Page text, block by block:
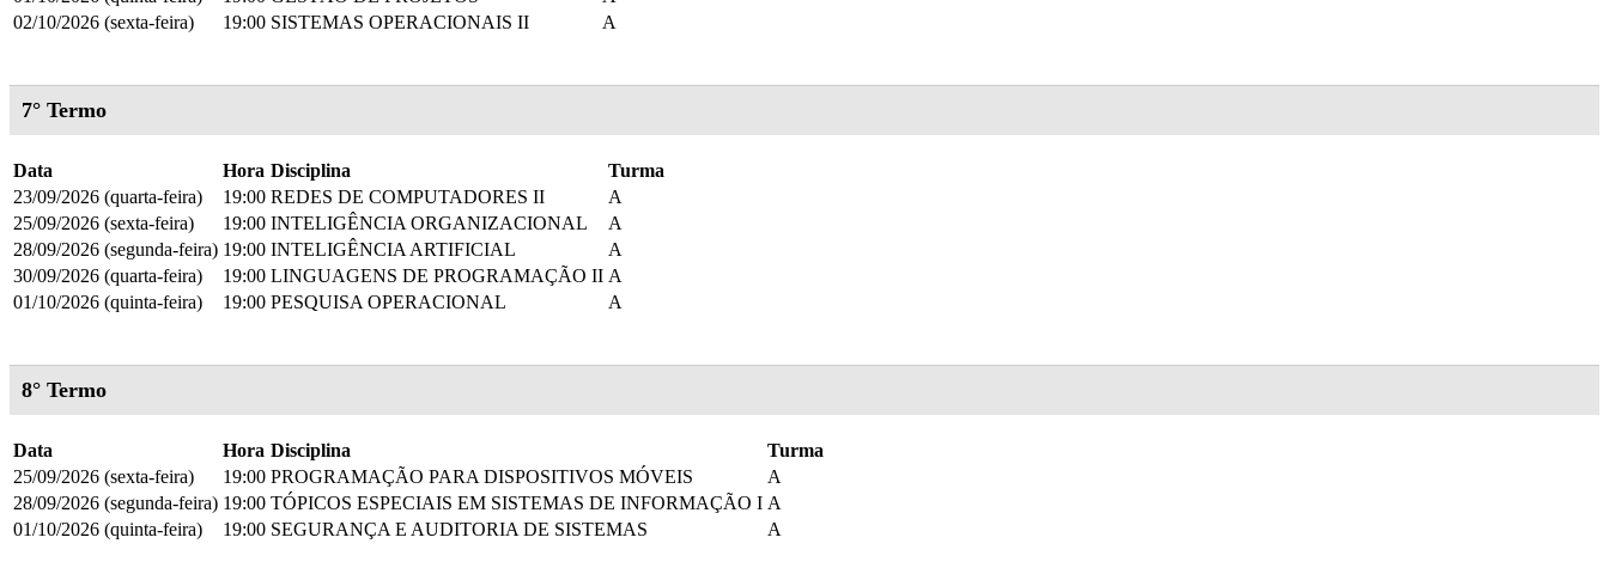
02/10/2026 (sexta-feira)
19:00 SISTEMAS OPERACIONAIS II A
7° Termo
Data Hora Disciplina
Turma
23/09/2026 (quarta-feira)
19:00 REDES DE COMPUTADORES II
A
25/09/2026 (sexta-feira)
19:00 INTELIGÊNCIA ORGANIZACIONAL
A
28/09/2026 (segunda-feira) 19:00 INTELIGÊNCIA ARTIFICIAL
A
30/09/2026 (quarta-feira)
19:00 LINGUAGENS DE PROGRAMAÇÃO II A
01/10/2026 (quinta-feira)
19:00 PESQUISA OPERACIONAL A
8° Termo
Data Hora Disciplina
Turma
25/09/2026 (sexta-feira)
19:00 PROGRAMAÇÃO PARA DISPOSITIVOS MÓVEIS
A
28/09/2026 (segunda-feira) 19:00 TÓPICOS ESPECIAIS EM SISTEMAS DE INFORMAÇÃO I A
01/10/2026 (quinta-feira)
19:00 SEGURANÇA E AUDITORIA DE SISTEMAS A